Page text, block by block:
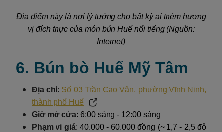
Địa điểm này là nơi lý tưởng cho bất kỳ ai thèm hương
vị đích thực của món bún Huế nổi tiếng (Nguồn:
Internet)
6. Bún bò Huế Mỹ Tâm
Địa chỉ: Số 03 Trần Cao Vân, phường Vĩnh Ninh,
thành phố Huế
Giờ mở cửa: 6:00 sáng - 12:00 sáng
Phạm vi giá: 40.000 - 60.000 đồng (~ 1,7 - 2,5 đô